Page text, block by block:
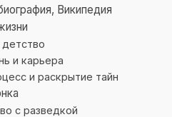
Википедия
и карьера
и раскрытие тайн
с разведкой